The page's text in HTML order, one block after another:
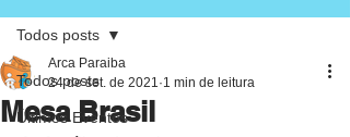
Todos posts
Últimos Eventos
Todos posts
Mesa Brasil
Arca Paraiba
24 de set. de 2021 1 min de leitura